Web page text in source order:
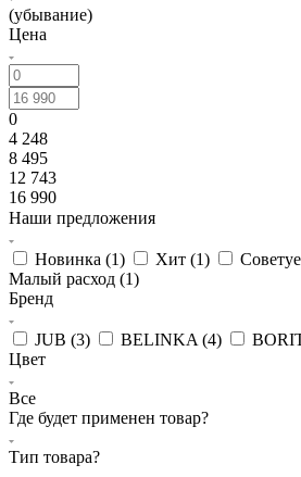
(убывание)
Цена
0
4 248
8 495
12 743
16 990
Наши предложения
Новинка (1) Хит (1)
Малый расход (1)
Бренд
JUB (3) BELINKA (4)
Цвет
Все
Где будет применен товар?
Тип товара?